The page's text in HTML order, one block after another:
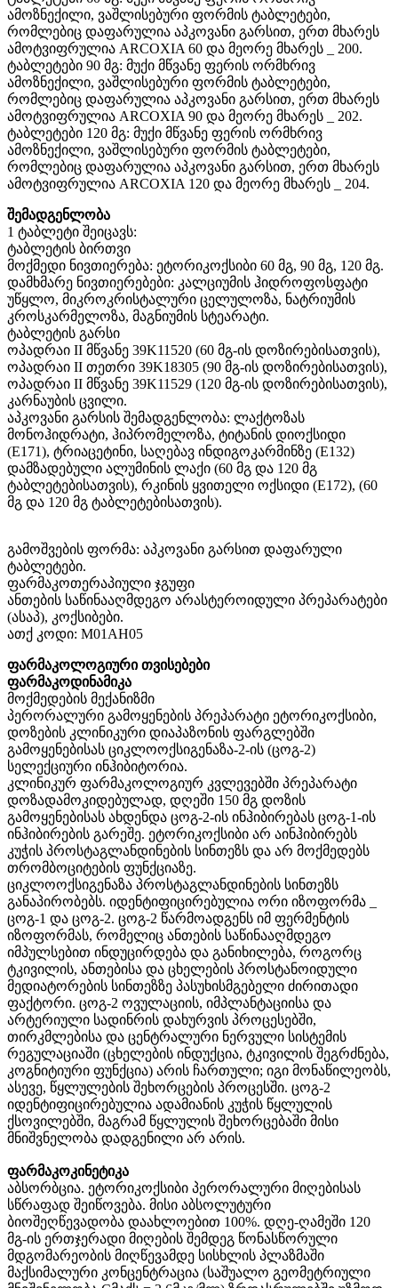
ამოზნექილი, ვაშლისებური ფორმის ტაბლეტები,
რომლებიც დაფარულია აპკოვანი გარსით, ერთ მხარეს
ამოტვიფრულია ARCOXIA 60 და მეორე მხარეს _ 200.
ტაბლეტები 90 მგ: მუქი მწვანე ფერის ორმხრივ
ამოზნექილი, ვაშლისებური ფორმის ტაბლეტები,
რომლებიც დაფარულია აპკოვანი გარსით, ერთ მხარეს
ამოტვიფრულია ARCOXIA 90 და მეორე მხარეს _ 202.
ტაბლეტები 120 მგ: მუქი მწვანე ფერის ორმხრივ
ამოზნექილი, ვაშლისებური ფორმის ტაბლეტები,
რომლებიც დაფარულია აპკოვანი გარსით, ერთ მხარეს
ამოტვიფრულია ARCOXIA 120 და მეორე მხარეს _ 204.
შემადგენლობა
1 ტაბლეტი შეიცავს:
ტაბლეტის ბირთვი
მოქმედი ნივთიერება: ეტორიკოქსიბი 60 მგ, 90 მგ, 120 მგ.
დამხმარე ნივთიერებები: კალციუმის ჰიდროფოსფატი
უწყლო, მიკროკრისტალური ცელულოზა, ნატრიუმის
კროსკარმელოზა, მაგნიუმის სტეარატი.
ტაბლეტის გარსი
ოპადრაი II მწვანე 39K11520 (60 მგ-ის დოზირებისათვის),
ოპადრაი II თეთრი 39K18305 (90 მგ-ის დოზირებისათვის),
ოპადრაი II მწვანე 39K11529 (120 მგ-ის დოზირებისათვის),
კარნაუბის ცვილი.
აპკოვანი გარსის შემადგენლობა: ლაქტოზას
მონოჰიდრატი, ჰიპრომელოზა, ტიტანის დიოქსიდი
(E171), ტრიაცეტინი, საღებავ ინდიგოკარმინზე (E132)
დამზადებული ალუმინის ლაქი (60 მგ და 120 მგ
ტაბლეტებისათვის), რკინის ყვითელი ოქსიდი (E172), (60
მგ და 120 მგ ტაბლეტებისათვის).
გამოშვების ფორმა: აპკოვანი გარსით დაფარული
ტაბლეტები.
ფარმაკოთერაპიული ჯგუფი
ანთების საწინააღმდეგო არასტეროიდული პრეპარატები
(ასაპ), კოქსიბები.
ათქ კოდი: M01AH05
ფარმაკოლოგიური თვისებები
ფარმაკოდინამიკა
მოქმედების მექანიზმი
პერორალური გამოყენების პრეპარატი ეტორიკოქსიბი,
დოზების კლინიკური დიაპაზონის ფარგლებში
გამოყენებისას ციკლოოქსიგენაზა-2-ის (ცოგ-2)
სელექციური ინჰიბიტორია.
კლინიკურ ფარმაკოლოგიურ კვლევებში პრეპარატი
დოზადამოკიდებულად, დღეში 150 მგ დოზის
გამოყენებისას ახდენდა ცოგ-2-ის ინჰიბირებას ცოგ-1-ის
ინჰიბირების გარეშე. ეტორიკოქსიბი არ აინჰიბირებს
კუჭის პროსტაგლანდინების სინთეზს და არ მოქმედებს
თრომბოციტების ფუნქციაზე.
ციკლოოქსიგენაზა პროსტაგლანდინების სინთეზს
განაპირობებს. იდენტიფიცირებულია ორი იზოფორმა _
ცოგ-1 და ცოგ-2. ცოგ-2 წარმოადგენს იმ ფერმენტის
იზოფორმას, რომელიც ანთების საწინააღმდეგო
იმპულსებით ინდუცირდება და განიხილება, როგორც
ტკივილის, ანთებისა და ცხელების პროსტანოიდული
მედიატორების სინთეზზე პასუხისმგებელი ძირითადი
ფაქტორი. ცოგ-2 ოვულაციის, იმპლანტაციისა და
არტერიული სადინრის დახურვის პროცესებში,
თირკმლებისა და ცენტრალური ნერვული სისტემის
რეგულაციაში (ცხელების ინდუქცია, ტკივილის შეგრძნება,
კოგნიტიური ფუნქცია) არის ჩართული; იგი მონაწილეობს,
ასევე, წყლულების შეხორცების პროცესში. ცოგ-2
იდენტიფიცირებულია ადამიანის კუჭის წყლულის
ქსოვილებში, მაგრამ წყლულის შეხორცებაში მისი
მნიშვნელობა დადგენილი არ არის.
ფარმაკოკინეტიკა
აბსორბცია. ეტორიკოქსიბი პერორალური მიღებისას
სწრაფად შეიწოვება. მისი აბსოლუტური
ბიოშეღწევადობა დაახლოებით 100%. დღე-ღამეში 120
მგ-ის ერთჯერადი მიღების შემდეგ წონასწორული
მდგომარეობის მიღწევამდე სისხლის პლაზმაში
მაქსიმალური კონცენტრაცია (საშუალო გეომეტრიული